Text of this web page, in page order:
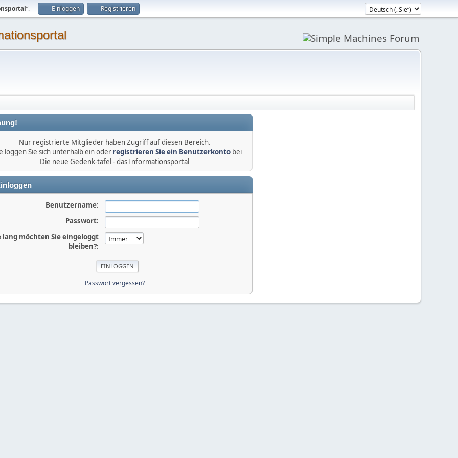
“. Einloggen Registrieren
Nur registrierte Mitglieder haben Zugriff auf diesen Bereich.
loggen Sie sich unterhalb ein oder registrieren Sie ein Benutzerkontobei
Die neue Gedenk-tafel - das Informationsportal
Benutzername:
Passwort:
lang möchten Sie eingeloggt
bleiben?:
Passwort vergessen?